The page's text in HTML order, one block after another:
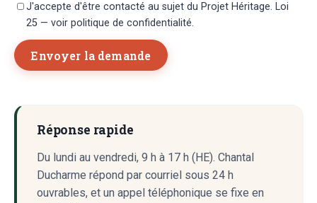
J'accepte d'être contacté au sujet du Projet Héritage. Loi
25 — voir politique de confidentialité.
Envoyer la demande
Réponse rapide
Du lundi au vendredi, 9 h à 17 h (HE). Chantal
Ducharme répond par courriel sous 24 h
ouvrables, et un appel téléphonique se fixe en